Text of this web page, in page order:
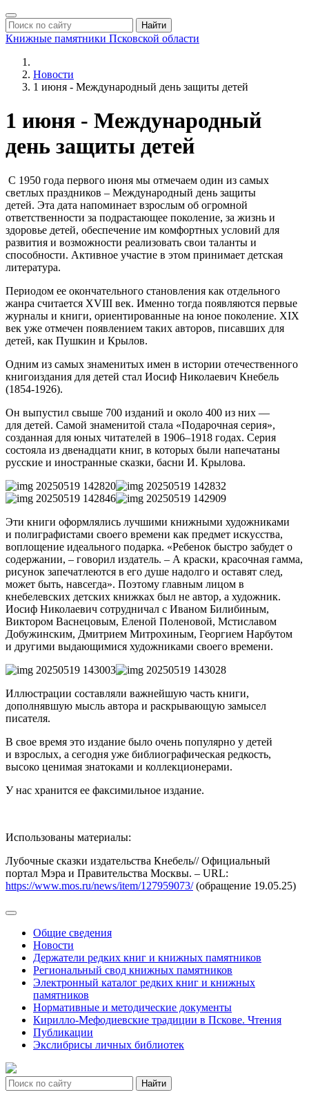
Найти
Книжные памятники Псковской области
Новости
1 июня - Международный день защиты детей
1 июня - Международный
день защиты детей
С 1950 года первого июня мы отмечаем один из самых
светлых праздников – Международный день защиты
детей. Эта дата напоминает взрослым об огромной
ответственности за подрастающее поколение, за жизнь и
здоровье детей, обеспечение им комфортных условий для
развития и возможности реализовать свои таланты и
способности. Активное участие в этом принимает детская
литература.
Периодом ее окончательного становления как отдельного
жанра считается XVIII век. Именно тогда появляются первые
журналы и книги, ориентированные на юное поколение. XIX
век уже отмечен появлением таких авторов, писавших для
детей, как Пушкин и Крылов.
Одним из самых знаменитых имен в истории отечественного
книгоиздания для детей стал Иосиф Николаевич Кнебель
(1854-1926).
Он выпустил свыше 700 изданий и около 400 из них —
для детей. Самой знаменитой стала «Подарочная серия»,
созданная для юных читателей в 1906–1918 годах. Серия
состояла из двенадцати книг, в которых были напечатаны
русские и иностранные сказки, басни И. Крылова.
Эти книги оформлялись лучшими книжными художниками
и полиграфистами своего времени как предмет искусства,
воплощение идеального подарка. «Ребенок быстро забудет о
содержании, – говорил издатель. – А краски, красочная гамма,
рисунок запечатлеются в его душе надолго и оставят след,
может быть, навсегда». Поэтому главным лицом в
кнебелевских детских книжках был не автор, а художник.
Иосиф Николаевич сотрудничал с Иваном Билибиным,
Виктором Васнецовым, Еленой Поленовой, Мстиславом
Добужинским, Дмитрием Митрохиным, Георгием Нарбутом
и другими выдающимися художниками своего времени.
Иллюстрации составляли важнейшую часть книги,
дополнявшую мысль автора и раскрывающую замысел
писателя.
В свое время это издание было очень популярно у детей
и взрослых, а сегодня уже библиографическая редкость,
высоко ценимая знатоками и коллекционерами.
У нас хранится ее факсимильное издание.
Использованы материалы:
Лубочные сказки издательства Кнебель// Официальный
портал Мэра и Правительства Москвы. – URL:
https://www.mos.ru/news/item/127959073/(обращение 19.05.25)
Общие сведения
Новости
Держатели редких книг и книжных памятников
Региональный свод книжных памятников
Электронный каталог редких книг и книжных
памятников
Нормативные и методические документы
Кирилло-Мефодиевские традиции в Пскове. Чтения
Публикации
Экслибрисы личных библиотек
Найти